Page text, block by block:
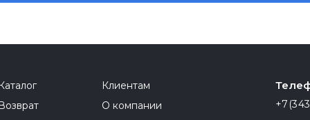
Клиентам
О компании